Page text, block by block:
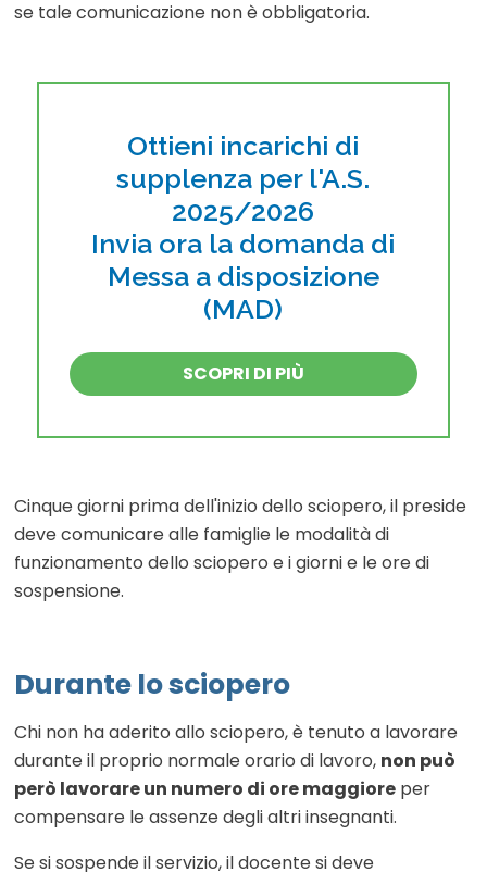
se tale comunicazione non è obbligatoria.
Ottieni incarichi di
supplenza per l'A.S.
2025/2026
Invia ora la domanda di
Messa a disposizione
(MAD)
SCOPRI DI PIÙ
Cinque giorni prima dell'inizio dello sciopero, il preside
deve comunicare alle famiglie le modalità di
funzionamento dello sciopero e i giorni e le ore di
sospensione.
Durante lo sciopero
Chi non ha aderito allo sciopero, è tenuto a lavorare
durante il proprio normale orario di lavoro, non può
però lavorare un numero di ore maggiore per
compensare le assenze degli altri insegnanti.
Se si sospende il servizio, il docente si deve